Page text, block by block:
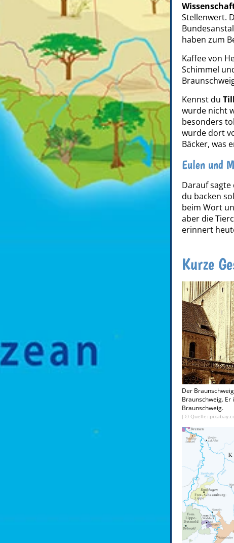
Stellenwert.
haben zum
Kaffee von
Schimmel
Kennst du
wurde nicht
besonders
wurde dort
Bäcker, was
Eulen und
Darauf sagte
du backen
beim Wort
aber die
erinnert
Kurze
Der
Braunschweig. Er
Braunschweig.
[ © Quelle: